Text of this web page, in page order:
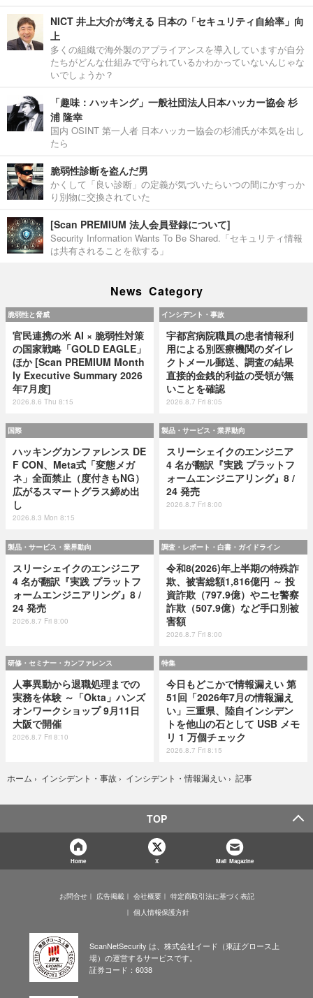
NICT 井上大介が考える 日本の「セキュリティ自給率」向
上
多くの組織で海外製のアプライアンスを導入していますが自分
たちがどんな仕組みで守られているかわかっていないんじゃな
いでしょうか？
「趣味：ハッキング」一般社団法人日本ハッカー協会 杉
浦 隆幸
国内 OSINT 第一人者 日本ハッカー協会の杉浦氏が本気を出し
たら
脆弱性診断を盗んだ男
かくして「良い診断」の定義が気づいたらいつの間にかすっか
り別物に交換されていた
[Scan PREMIUM 法人会員登録について]
Security Information Wants To Be Shared.「セキュリティ情報
は共有されることを欲する」
News Category
脆弱性と脅威
官民連携の米 AI × 脆弱性対策
の国家戦略「GOLD EAGLE」
ほか [Scan PREMIUM Month
ly Executive Summary 2026
年7月度]
2026.8.6 Thu 8:15
インシデント・事故
宇都宮病院職員の患者情報利
用による別医療機関のダイレ
クトメール郵送、調査の結果
直接的金銭的利益の受領が無
いことを確認
2026.8.7 Fri 8:05
国際
ハッキングカンファレンス DE
F CON、Meta式「変態メガ
ネ」全面禁止（度付きもNG）
広がるスマートグラス締め出
し
2026.8.3 Mon 8:15
製品・サービス・業界動向
スリーシェイクのエンジニア
4 名が翻訳『実践 プラットフ
ォームエンジニアリング』8 /
24 発売
2026.8.7 Fri 8:00
製品・サービス・業界動向
スリーシェイクのエンジニア
4 名が翻訳『実践 プラットフ
ォームエンジニアリング』8 /
24 発売
2026.8.7 Fri 8:00
調査・レポート・白書・ガイドライン
令和8(2026)年上半期の特殊詐
欺、被害総額1,816億円 ～ 投
資詐欺（797.9億）やニセ警察
詐欺（507.9億）など手口別被
害額
2026.8.7 Fri 8:00
研修・セミナー・カンファレンス
人事異動から退職処理までの
実務を体験 ～「Okta」ハンズ
オンワークショップ 9月11日
大阪で開催
2026.8.7 Fri 8:10
特集
今日もどこかで情報漏えい 第
51回「2026年7月の情報漏え
い」三重県、陸自インシデン
トを他山の石として USB メモ
リ 1 万個チェック
2026.8.7 Fri 8:15
ホーム › インシデント・事故 › インシデント・情報漏えい › 記事
TOP
Home X Mail Magazine
お問合せ 広告掲載 会社概要
特定商取引法に基づく表記
個人情報保護方針
ScanNetSecurity は、株式会社イード（東証グロース上
場）の運営するサービスです。
証券コード：6038